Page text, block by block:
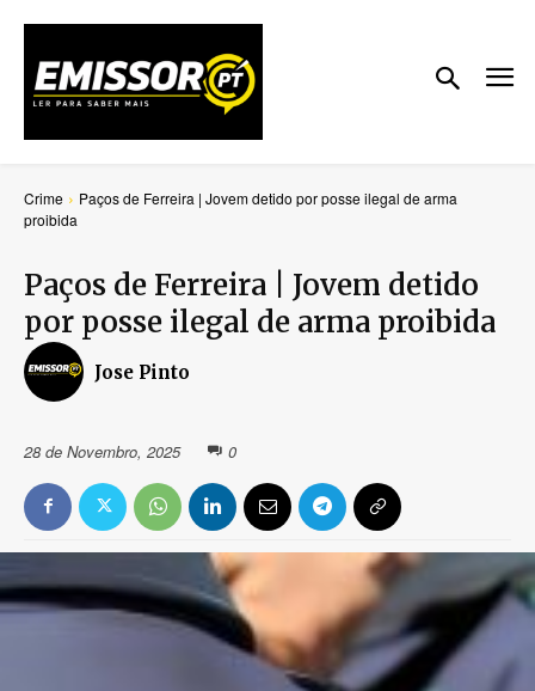
Crime
Paços de Ferreira | Jovem detido por posse ilegal de arma
proibida
Paços de Ferreira | Jovem detido
por posse ilegal de arma proibida
Jose Pinto
28 de Novembro, 2025 0